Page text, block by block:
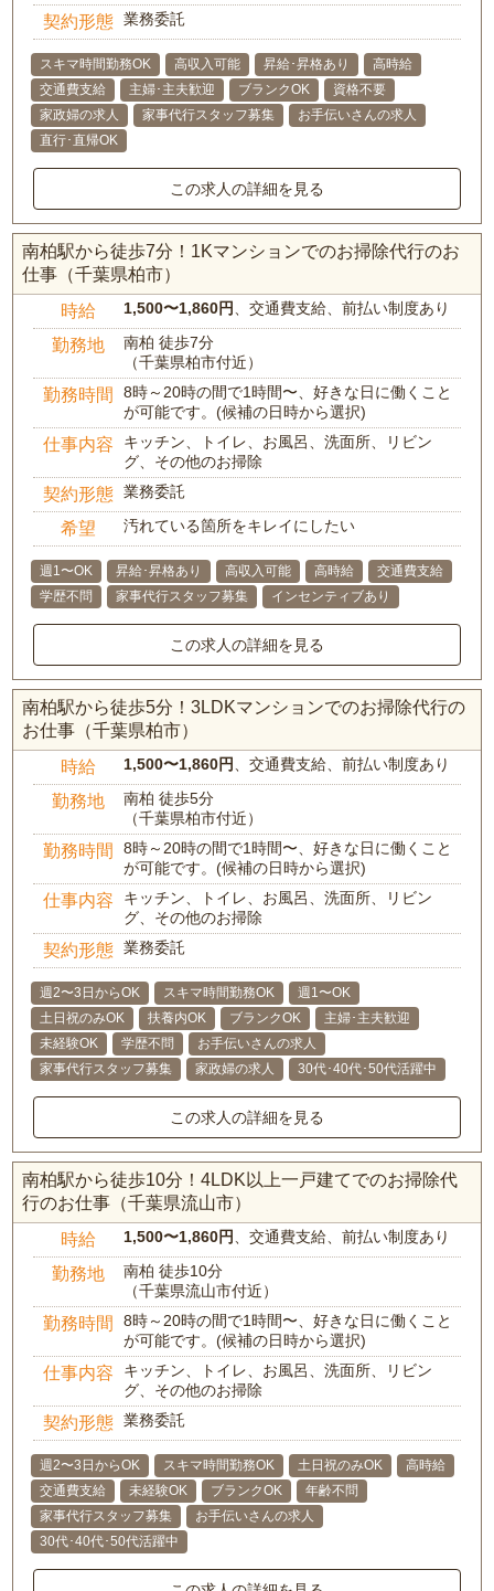
契約形態 業務委託
スキマ時間勤務OK 高収入可能 昇給･昇格あり
高時給
交通費支給
主婦･主夫歓迎 ブランクOK
資格不要
家政婦の求人
家事代行スタッフ募集
お手伝いさんの求人
直行･直帰OK
この求人の詳細を見る
南柏駅から徒歩7分！1Kマンションでのお掃除代行のお
仕事（千葉県柏市）
時給 1,500〜1,860円、交通費支給、前払い制度あり
勤務地
南柏 徒歩7分
（千葉県柏市付近）
勤務時間
8時～20時の間で1時間〜、好きな日に働くこと
が可能です。(候補の日時から選択)
仕事内容
キッチン、トイレ、お風呂、洗面所、リビン
グ、その他のお掃除
契約形態 業務委託
希望 汚れている箇所をキレイにしたい
週1〜OK 昇給･昇格あり 高収入可能 高時給
交通費支給
学歴不問
家事代行スタッフ募集 インセンティブあり
この求人の詳細を見る
南柏駅から徒歩5分！3LDKマンションでのお掃除代行の
お仕事（千葉県柏市）
時給 1,500〜1,860円、交通費支給、前払い制度あり
勤務地
南柏 徒歩5分
（千葉県柏市付近）
勤務時間
8時～20時の間で1時間〜、好きな日に働くこと
が可能です。(候補の日時から選択)
仕事内容
キッチン、トイレ、お風呂、洗面所、リビン
グ、その他のお掃除
契約形態 業務委託
週2〜3日からOK スキマ時間勤務OK
週1〜OK
土日祝のみOK
扶養内OK ブランクOK
主婦･主夫歓迎
未経験OK
学歴不問
お手伝いさんの求人
家事代行スタッフ募集
家政婦の求人 30代･40代･50代活躍中
この求人の詳細を見る
南柏駅から徒歩10分！4LDK以上一戸建てでのお掃除代
行のお仕事（千葉県流山市）
時給 1,500〜1,860円、交通費支給、前払い制度あり
勤務地
南柏 徒歩10分
（千葉県流山市付近）
勤務時間
8時～20時の間で1時間〜、好きな日に働くこと
が可能です。(候補の日時から選択)
仕事内容
キッチン、トイレ、お風呂、洗面所、リビン
グ、その他のお掃除
契約形態 業務委託
週2〜3日からOK スキマ時間勤務OK 土日祝のみOK
高時給
交通費支給
未経験OK ブランクOK
年齢不問
家事代行スタッフ募集
お手伝いさんの求人
30代･40代･50代活躍中